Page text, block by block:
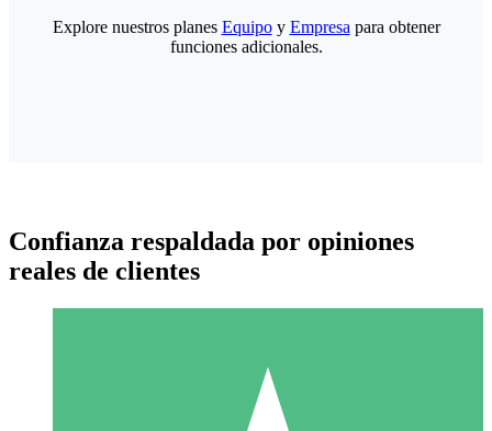
Explore nuestros planes Equipoy Empresa para obtener
funciones adicionales.
Confianza respaldada por opiniones
reales de clientes